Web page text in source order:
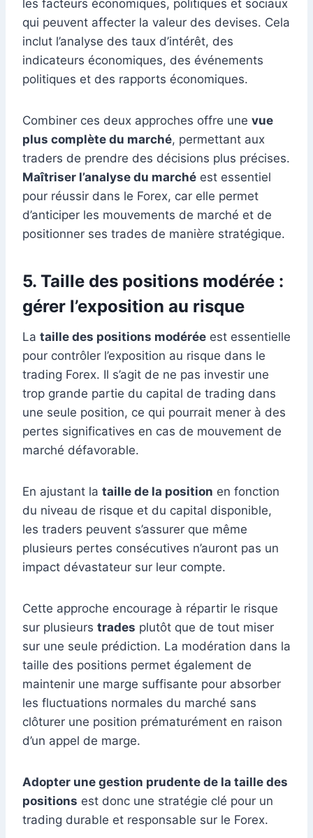
les facteurs économiques, politiques et sociaux
qui peuvent affecter la valeur des devises. Cela
inclut l’analyse des taux d’intérêt, des
indicateurs économiques, des événements
politiques et des rapports économiques.
Combiner ces deux approches offre une vue
plus complète du marché, permettant aux
traders de prendre des décisions plus précises.
Maîtriser l’analyse du marché est essentiel
pour réussir dans le Forex, car elle permet
d’anticiper les mouvements de marché et de
positionner ses trades de manière stratégique.
5. Taille des positions modérée :
gérer l’exposition au risque
La taille des positions modérée est essentielle
pour contrôler l’exposition au risque dans le
trading Forex. Il s’agit de ne pas investir une
trop grande partie du capital de trading dans
une seule position, ce qui pourrait mener à des
pertes significatives en cas de mouvement de
marché défavorable.
En ajustant la taille de la position en fonction
du niveau de risque et du capital disponible,
les traders peuvent s’assurer que même
plusieurs pertes consécutives n’auront pas un
impact dévastateur sur leur compte.
Cette approche encourage à répartir le risque
sur plusieurs trades plutôt que de tout miser
sur une seule prédiction. La modération dans la
taille des positions permet également de
maintenir une marge suffisante pour absorber
les fluctuations normales du marché sans
clôturer une position prématurément en raison
d’un appel de marge.
Adopter une gestion prudente de la taille des
positions est donc une stratégie clé pour un
trading durable et responsable sur le Forex.